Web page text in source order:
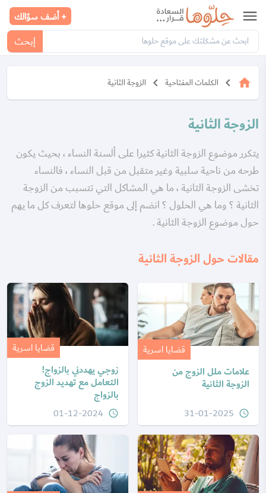
menu
إبحث
+ أضف سؤالك
home
keyboard_arrow_left الكلمات المفتاحية keyboard_arrow_left الزوجة الثانية
الزوجة الثانية
يتكرر موضوع الزوجة الثانية كثيرا على ألسنة النساء ، بحيث يكون
طرحه من ناحية سلبية وغير متقبل من قبل النساء ، فالنساء
تخشى الزوجة الثانية ، ما هي المشاكل التي تتسبب من الزوجة
الثانية ؟ وما هي الحلول ؟ انضم إلى موقع حلوها لتعرف كل ما يهم
حول موضوع الزوجة الثانية .
مقالات حول الزوجة الثانية
قضايا اسرية
علامات ملل الزوج من
الزوجة الثانية
query_builder
31-01-2025
قضايا اسرية
زوجي يهددني بالزواج!
التعامل مع تهديد الزوج
بالزواج
query_builder
01-12-2024